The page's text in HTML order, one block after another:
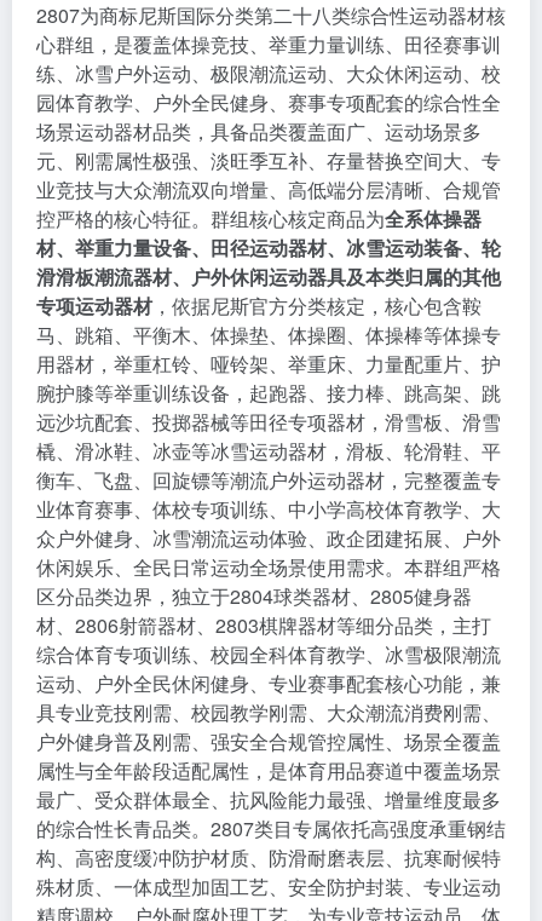
2807为商标尼斯国际分类第二十八类综合性运动器材核
心群组，是覆盖体操竞技、举重力量训练、田径赛事训
练、冰雪户外运动、极限潮流运动、大众休闲运动、校
园体育教学、户外全民健身、赛事专项配套的综合性全
场景运动器材品类，具备品类覆盖面广、运动场景多
元、刚需属性极强、淡旺季互补、存量替换空间大、专
业竞技与大众潮流双向增量、高低端分层清晰、合规管
控严格的核心特征。群组核心核定商品为全系体操器
材、举重力量设备、田径运动器材、冰雪运动装备、轮
滑滑板潮流器材、户外休闲运动器具及本类归属的其他
专项运动器材，依据尼斯官方分类核定，核心包含鞍
马、跳箱、平衡木、体操垫、体操圈、体操棒等体操专
用器材，举重杠铃、哑铃架、举重床、力量配重片、护
腕护膝等举重训练设备，起跑器、接力棒、跳高架、跳
远沙坑配套、投掷器械等田径专项器材，滑雪板、滑雪
橇、滑冰鞋、冰壶等冰雪运动器材，滑板、轮滑鞋、平
衡车、飞盘、回旋镖等潮流户外运动器材，完整覆盖专
业体育赛事、体校专项训练、中小学高校体育教学、大
众户外健身、冰雪潮流运动体验、政企团建拓展、户外
休闲娱乐、全民日常运动全场景使用需求。本群组严格
区分品类边界，独立于2804球类器材、2805健身器
材、2806射箭器材、2803棋牌器材等细分品类，主打
综合体育专项训练、校园全科体育教学、冰雪极限潮流
运动、户外全民休闲健身、专业赛事配套核心功能，兼
具专业竞技刚需、校园教学刚需、大众潮流消费刚需、
户外健身普及刚需、强安全合规管控属性、场景全覆盖
属性与全年龄段适配属性，是体育用品赛道中覆盖场景
最广、受众群体最全、抗风险能力最强、增量维度最多
的综合性长青品类。2807类目专属依托高强度承重钢结
构、高密度缓冲防护材质、防滑耐磨表层、抗寒耐候特
殊材质、一体成型加固工艺、安全防护封装、专业运动